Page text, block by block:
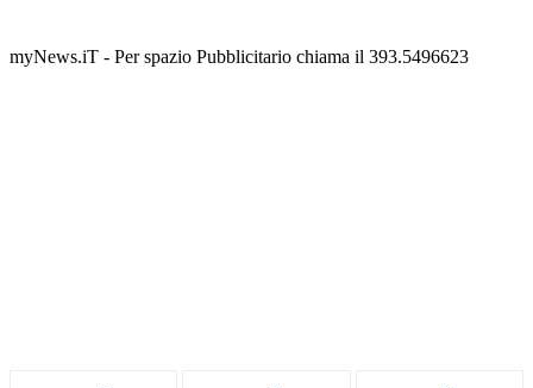
myNews.iT - Per spazio Pubblicitario chiama il 393.5496623